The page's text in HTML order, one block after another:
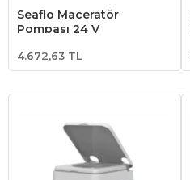
Seaflo Maceratör
Pompası 24 V
4.672,63 TL